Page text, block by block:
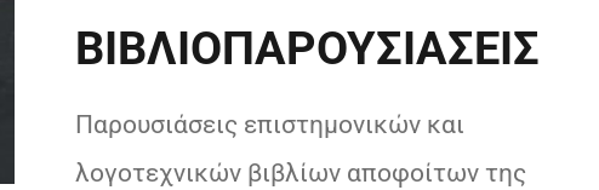
ΒΙΒΛΙΟΠΑΡΟΥΣΙΑΣΕΙΣ
Παρουσιάσεις επιστημονικών και
λογοτεχνικών βιβλίων αποφοίτων της